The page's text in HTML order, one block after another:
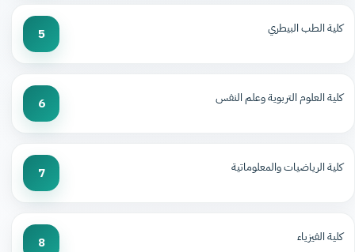
كلية الطب البيطري 5
كلية العلوم التربوية وعلم النفس 6
كلية الرياضيات والمعلوماتية 7
كلية الفيزياء 8